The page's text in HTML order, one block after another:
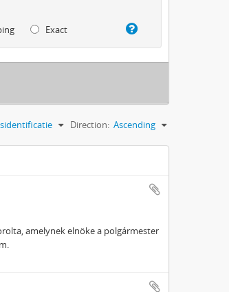
Exact
Direction: Ascending
amelynek elnöke a polgármester